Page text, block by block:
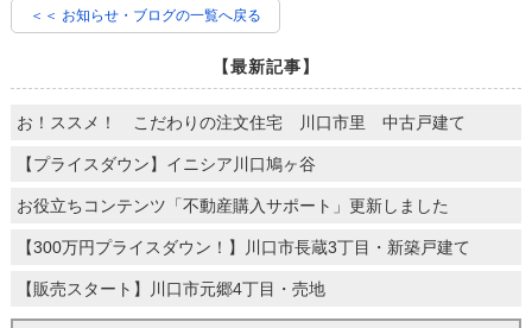
＜＜ お知らせ・ブログの一覧へ戻る
【最新記事】
お！ススメ！ こだわりの注文住宅 川口市里 中古戸建て
【プライスダウン】イニシア川口鳩ヶ谷
お役立ちコンテンツ「不動産購入サポート」更新しました
【300万円プライスダウン！】川口市長蔵3丁目・新築戸建て
【販売スタート】川口市元郷4丁目・売地